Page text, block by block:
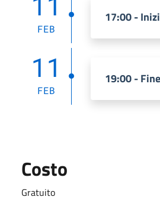
FEB
17:00 -
11
FEB
19:00 -
Costo
Gratuito